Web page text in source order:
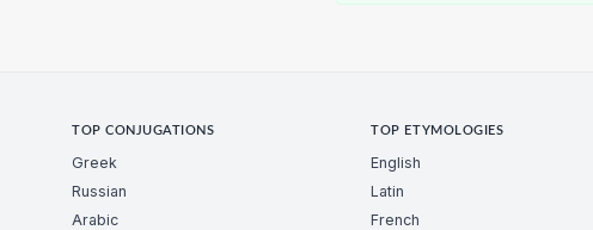
TOP CONJUGATIONS
Greek
Russian
Arabic
TOP ETYMOLOGIES
English
Latin
French